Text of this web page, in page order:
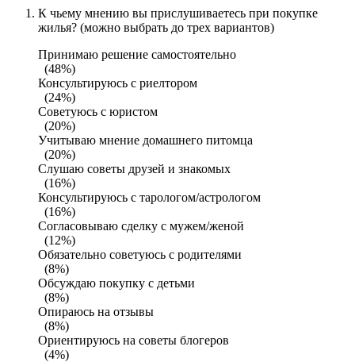
К чьему мнению вы прислушиваетесь при покупке
жилья? (можно выбрать до трех вариантов)
Принимаю решение самостоятельно
(48%)
Консультируюсь с риелтором
(24%)
Советуюсь с юристом
(20%)
Учитываю мнение домашнего питомца
(20%)
Слушаю советы друзей и знакомых
(16%)
Консультируюсь с тарологом/астрологом
(16%)
Согласовываю сделку с мужем/женой
(12%)
Обязательно советуюсь с родителями
(8%)
Обсуждаю покупку с детьми
(8%)
Опираюсь на отзывы
(8%)
Ориентируюсь на советы блогеров
(4%)